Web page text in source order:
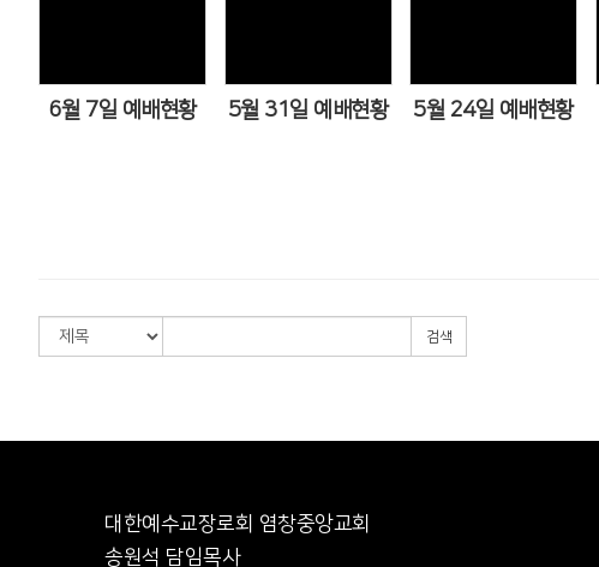
6월 7일 예배현황 5월 31일 예배현황 5월 24일 예배현황
검색
대한예수교장로회 염창중앙교회
송원석 담임목사